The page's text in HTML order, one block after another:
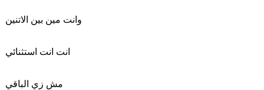
وانت مين بين الاتنين
انت انت استثنائي
مش زي الباقي